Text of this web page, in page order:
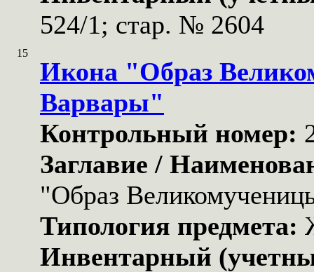
524/1; стар. № 2604
15
Икона "Образ
Варвары"
Контрольный номер:
Заглавие /
"Образ
Типология предмета:
Инвентарный